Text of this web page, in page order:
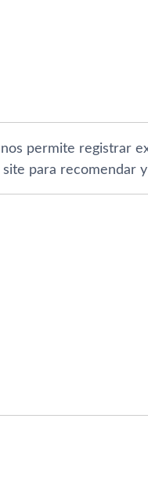
nos permite registrar
para recomendar